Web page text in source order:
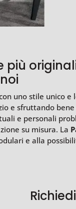
più
uno stile unico
e sfruttando
e personali
su misura. La
e alla